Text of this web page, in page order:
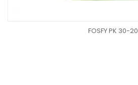
FOSFY PK 30-20